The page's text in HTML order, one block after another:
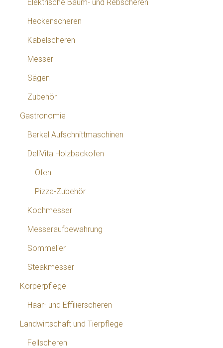
Elektrische Baum- und Rebscheren
Heckenscheren
Kabelscheren
Messer
Sägen
Zubehör
Gastronomie
Berkel Aufschnittmaschinen
DeliVita Holzbackofen
Öfen
Pizza-Zubehör
Kochmesser
Messeraufbewahrung
Sommelier
Steakmesser
Körperpflege
Haar- und Effilierscheren
Landwirtschaft und Tierpflege
Fellscheren